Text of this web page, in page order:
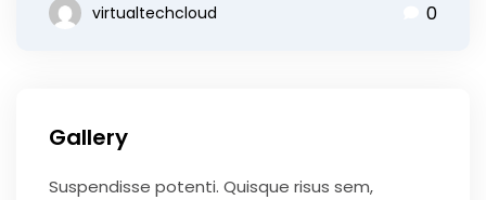
virtualtechcloud 0
Gallery
Suspendisse potenti. Quisque risus sem,